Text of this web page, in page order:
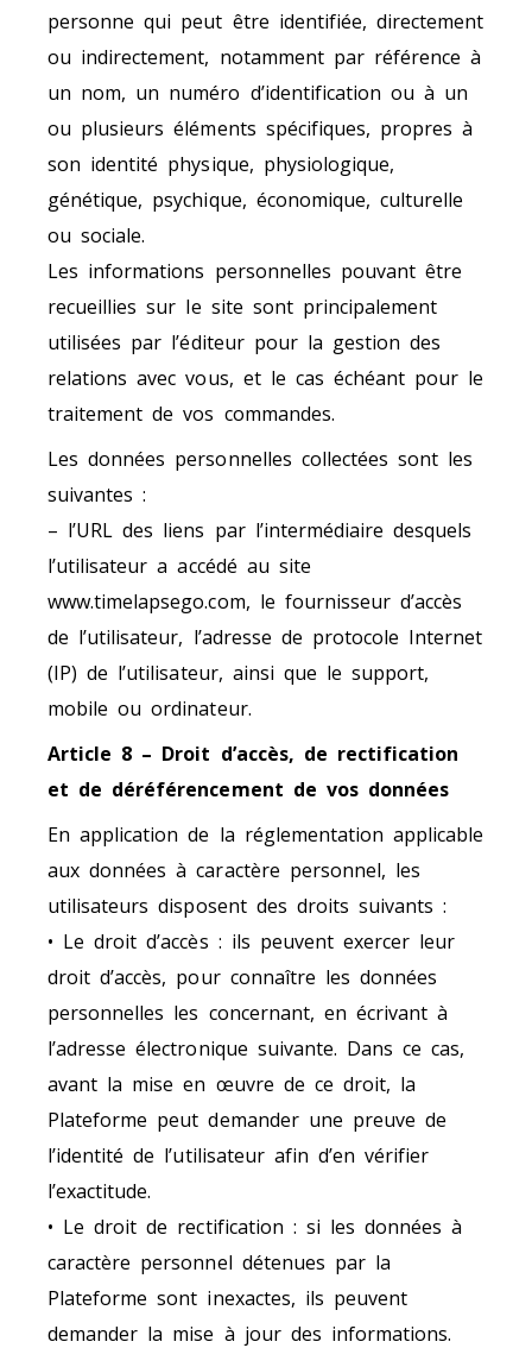
personne qui peut être identifiée, directement
ou indirectement, notamment par référence à
un nom, un numéro d’identification ou à un
ou plusieurs éléments spécifiques, propres à
son identité physique, physiologique,
génétique, psychique, économique, culturelle
ou sociale.
Les informations personnelles pouvant être
recueillies sur le site sont principalement
utilisées par l’éditeur pour la gestion des
relations avec vous, et le cas échéant pour le
traitement de vos commandes.
Les données personnelles collectées sont les
suivantes :
– l’URL des liens par l’intermédiaire desquels
l’utilisateur a accédé au site
www.timelapsego.com, le fournisseur d’accès
de l’utilisateur, l’adresse de protocole Internet
(IP) de l’utilisateur, ainsi que le support,
mobile ou ordinateur.
Article 8 – Droit d’accès, de rectification
et de déréférencement de vos données
En application de la réglementation applicable
aux données à caractère personnel, les
utilisateurs disposent des droits suivants :
• Le droit d’accès : ils peuvent exercer leur
droit d’accès, pour connaître les données
personnelles les concernant, en écrivant à
l’adresse électronique suivante. Dans ce cas,
avant la mise en œuvre de ce droit, la
Plateforme peut demander une preuve de
l’identité de l’utilisateur afin d’en vérifier
l’exactitude.
• Le droit de rectification : si les données à
caractère personnel détenues par la
Plateforme sont inexactes, ils peuvent
demander la mise à jour des informations.